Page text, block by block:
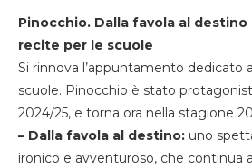
Pinocchio. Dalla favola al destino
recite per le scuole
Si rinnova l’appuntamento dedicato
scuole. Pinocchio è stato
2024/25, e torna ora nella stagione
– Dalla favola al destino: uno
ironico e avventuroso, che continua